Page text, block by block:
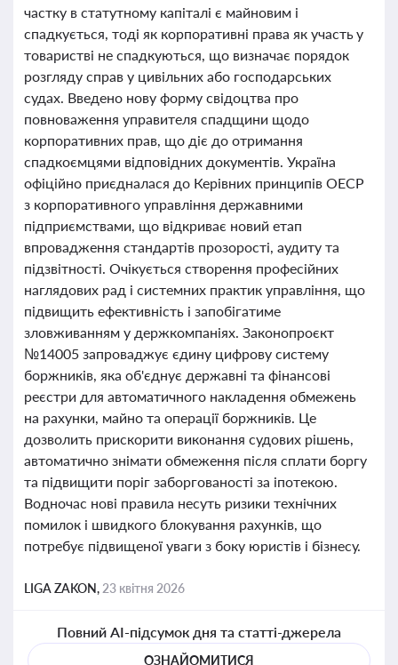
частку в статутному капіталі є майновим і
спадкується, тоді як корпоративні права як участь у
товаристві не спадкуються, що визначає порядок
розгляду справ у цивільних або господарських
судах. Введено нову форму свідоцтва про
повноваження управителя спадщини щодо
корпоративних прав, що діє до отримання
спадкоємцями відповідних документів. Україна
офіційно приєдналася до Керівних принципів ОЕСР
з корпоративного управління державними
підприємствами, що відкриває новий етап
впровадження стандартів прозорості, аудиту та
підзвітності. Очікується створення професійних
наглядових рад і системних практик управління, що
підвищить ефективність і запобігатиме
зловживанням у держкомпаніях. Законопроєкт
№14005 запроваджує єдину цифрову систему
боржників, яка об'єднує державні та фінансові
реєстри для автоматичного накладення обмежень
на рахунки, майно та операції боржників. Це
дозволить прискорити виконання судових рішень,
автоматично знімати обмеження після сплати боргу
та підвищити поріг заборгованості за іпотекою.
Водночас нові правила несуть ризики технічних
помилок і швидкого блокування рахунків, що
потребує підвищеної уваги з боку юристів і бізнесу.
LIGA ZAKON, 23 квітня 2026
Повний AI-підсумок дня та статті-джерела
ОЗНАЙОМИТИСЯ